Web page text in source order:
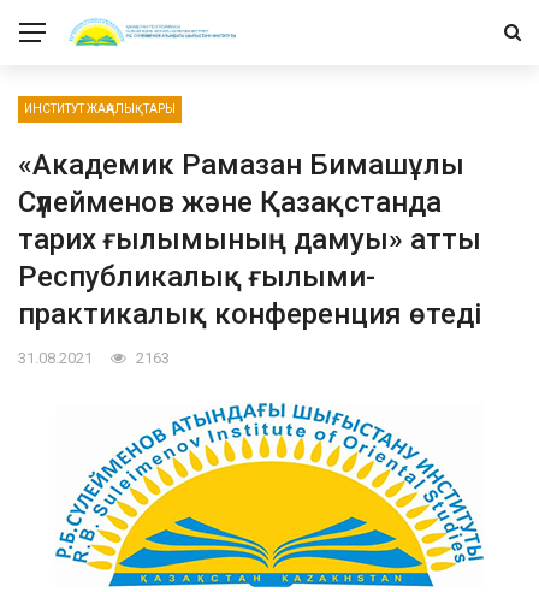
ИНСТИТУТ ЖАҢАЛЫҚТАРЫ
«Академик Рамазан Бимашұлы
Сүлейменов және Қазақстанда
тарих ғылымының дамуы» атты
Республикалық ғылыми-
практикалық конференция өтеді
31.08.2021 2163